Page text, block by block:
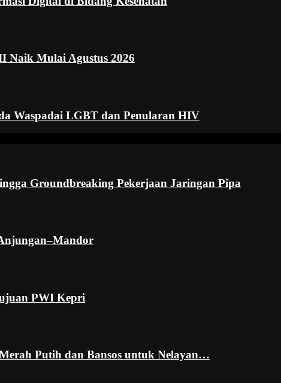
Naik Mulai Agustus 2026
Waspadai LGBT dan Penularan HIV
Groundbreaking Pekerjaan Jaringan Pipa
PWI Kepri
Putih dan Bansos untuk Nelayan…